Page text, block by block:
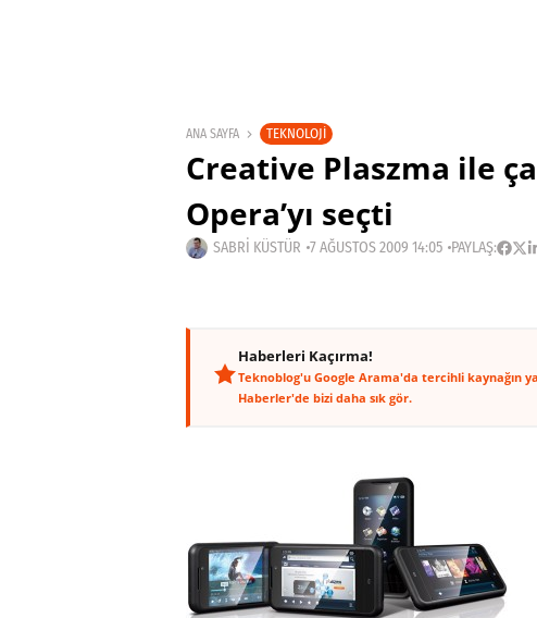
ANA SAYFA TEKNOLOJI
Creative Plaszma ile
Opera’yı seçti
SABRI KÜSTÜR 7 AĞUSTOS 2009 14:05 PAYLAŞ:
Haberleri Kaçırma!
Teknoblog'u Google Arama'da tercihli kaynağın
Haberler'de bizi daha sık gör.